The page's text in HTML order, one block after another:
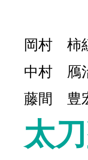
岡村 柿
中村 鴈
藤間 豊
太